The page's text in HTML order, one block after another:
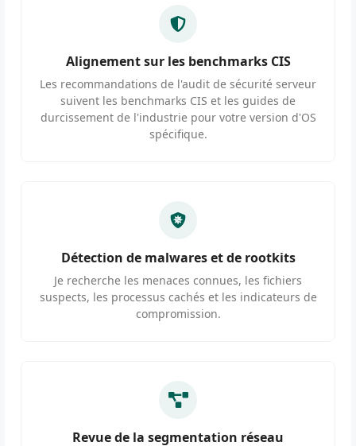
Alignement sur les benchmarks CIS
Les recommandations de l'audit de sécurité serveur
suivent les benchmarks CIS et les guides de
durcissement de l'industrie pour votre version d'OS
spécifique.
Détection de malwares et de rootkits
Je recherche les menaces connues, les fichiers
suspects, les processus cachés et les indicateurs de
compromission.
Revue de la segmentation réseau